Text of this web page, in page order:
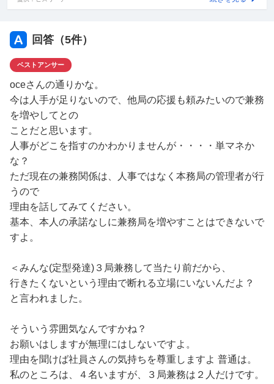
いつ何のきっかけでパニックに
他の局(兼務先)は、どう扱うのかも
不安だからです。
配慮も今の局はしてくれてますが
おそらく、兼務先は配慮ナシだと思います。
パニックになっても助けてくれないと思います。
兼務先の人は、私みたいな人でも
必要なのでしょうか。
仕事は興味関心のある分野だけ
突出？してると思います。
発達障害は混合型？と
自分的には注意欠如してるし、
頭の中が多動です。
落ち着いて座ることは可能です。
全般性不安障害のパニックが
合わさったときが個人的には危機を感じます。
HPが毎日削られた状態で生活しており
絶好調！みたいな日は
回答（5件）
ベストアンサー
oceさんの通りかな。
今は人手が足りないので、他局の応援も頼みたいので兼務
を増やしてとの
ことだと思います。
人事がどこを指すのかわかりませんが・・・・単マネか
な？
ただ現在の兼務関係は、人事ではなく本務局の管理者が行
うので
理由を話してみてください。
基本、本人の承諾なしに兼務局を増やすことはできないで
すよ。
＜みんな(定型発達)３局兼務して当たり前だから、
行きたくないという理由で断れる立場にいないんだよ？
と言われました。
そういう雰囲気なんですかね？
お願いはしますが無理にはしないですよ。
理由を聞けば社員さんの気持ちを尊重しますよ 普通は。
私のところは、４名いますが、３局兼務は２人だけです。